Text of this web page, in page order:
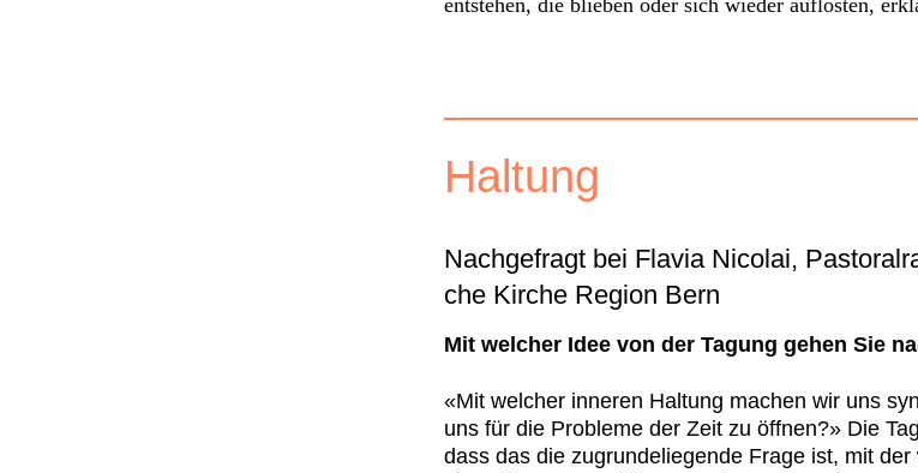
Hal­tung
Nachge­fragt bei Flavia Nico­lai,
che Kirche Region Bern
Mit welch­er Idee von der Tagung gehen Sie
«Mit welch­er inneren Hal­tung machen wir uns
uns für die Prob­leme der Zeit zu öff­nen?» Die
dass das die zugrun­deliegende Frage ist, mit